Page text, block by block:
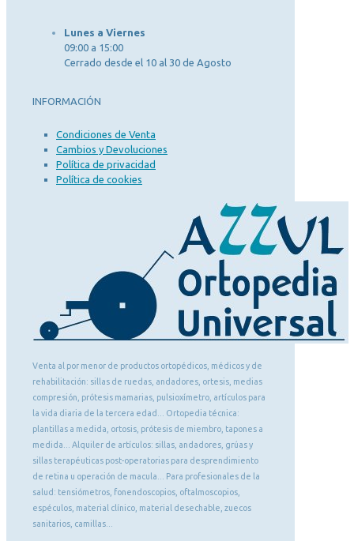
Lunes a Viernes
09:00 a 15:00
Cerrado desde el 10 al 30 de Agosto
INFORMACIÓN
Condiciones de Venta
Cambios y Devoluciones
Política de privacidad
Política de cookies
Venta al por menor de productos ortopédicos, médicos y de
rehabilitación: sillas de ruedas, andadores, ortesis, medias
compresión, prótesis mamarias, pulsioxímetro, artículos para
la vida diaria de la tercera edad... Ortopedia técnica:
plantillas a medida, ortosis, prótesis de miembro, tapones a
medida... Alquiler de artículos: sillas, andadores, grúas y
sillas terapéuticas post-operatorias para desprendimiento
de retina u operación de macula... Para profesionales de la
salud: tensiómetros, fonendoscopios, oftalmoscopios,
espéculos, material clínico, material desechable, zuecos
sanitarios, camillas...